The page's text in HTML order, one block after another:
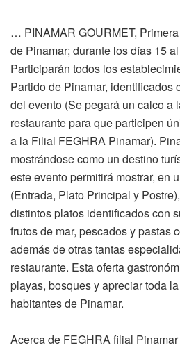
… PINAMAR GOURMET,
de Pinamar; durante los días 15
Participarán todos los
Partido de Pinamar, identificados
del evento (Se pegará un calco a
restaurante para que participen
a la Filial FEGHRA Pinamar).
mostrándose como un destino
este evento permitirá mostrar, en
(Entrada, Plato Principal y
distintos platos identificados con
frutos de mar, pescados y pastas
además de otras tantas
restaurante. Esta oferta
playas, bosques y apreciar toda
habitantes de Pinamar.
Acerca de FEGHRA filial Pinamar